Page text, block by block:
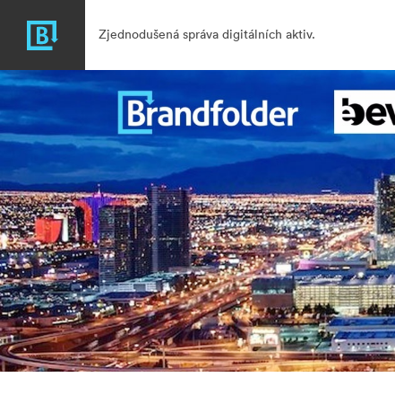
Zjednodušená správa digitálních aktiv.